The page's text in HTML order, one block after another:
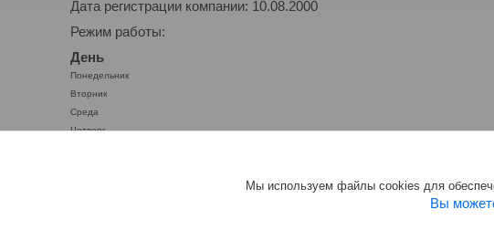
Дата регистрации компании: 10.08.2000
Режим работы:
День
Понедельник
Вторник
Среда
Четверг
Мы используем файлы cookies для
Вы